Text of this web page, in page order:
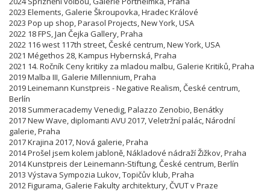
2023 Elements, Galerie Škroupovka, Hradec Králové
2023 Pop up shop, Parasol Projects, New York, USA
2022 18 FPS, Jan Čejka Gallery, Praha
2022 116 west 117th street, České centrum, New York, USA
2021 Mégethos 28, Kampus Hybernská, Praha
2021 14. Ročník Ceny kritiky za mladou malbu, Galerie Kritiků, Praha
2019 Malba III, Galerie Millennium, Praha
2019 Leinemann Kunstpreis - Negative Realism, České centrum,
Berlín
2018 Summeracademy Venedig, Palazzo Zenobio, Benátky
2017 New Wave, diplomanti AVU 2017, Veletržní palác, Národní
galerie, Praha
2017 Krajina 2017, Nová galerie, Praha
2014 Prošel jsem kolem jabloně, Nákladové nádraží Žižkov, Praha
2014 Kunstpreis der Leinemann-Stiftung, České centrum, Berlín
2013 Výstava Sympozia Lukov, Topičův klub, Praha
2012 Figurama, Galerie Fakulty architektury, ČVUT v Praze